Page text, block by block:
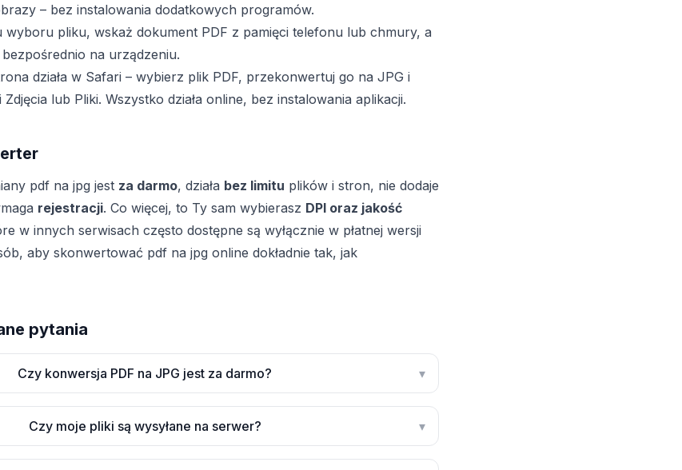
– bez instalowania dodatkowych programów.
wyboru pliku, wskaż dokument PDF z pamięci telefonu lub chmury, a
na urządzeniu.
działa w Safari – wybierz plik PDF, przekonwertuj go na JPG i
lub Pliki. Wszystko działa online, bez instalowania aplikacji.
pdf na jpg jest za darmo, działa bez limitu plików i stron, nie dodaje
rejestracji. Co więcej, to Ty sam wybierasz DPI oraz jakość
w innych serwisach często dostępne są wyłącznie w płatnej wersji
aby skonwertować pdf na jpg online dokładnie tak, jak
pytania
Czy konwersja PDF na JPG jest za darmo? ▾
Czy moje pliki są wysyłane na serwer? ▾